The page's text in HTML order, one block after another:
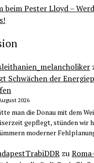
beim Pester Lloyd –
Schwächen der
2026
man die Donau mit dem
gepflegt, stünden wir
moderner
zu